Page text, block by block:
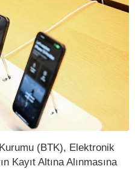
(BTK), Elektronik
Kayıt Altına Alınmasına